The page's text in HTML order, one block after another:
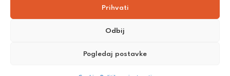
Prihvati
Odbij
Pogledaj postavke